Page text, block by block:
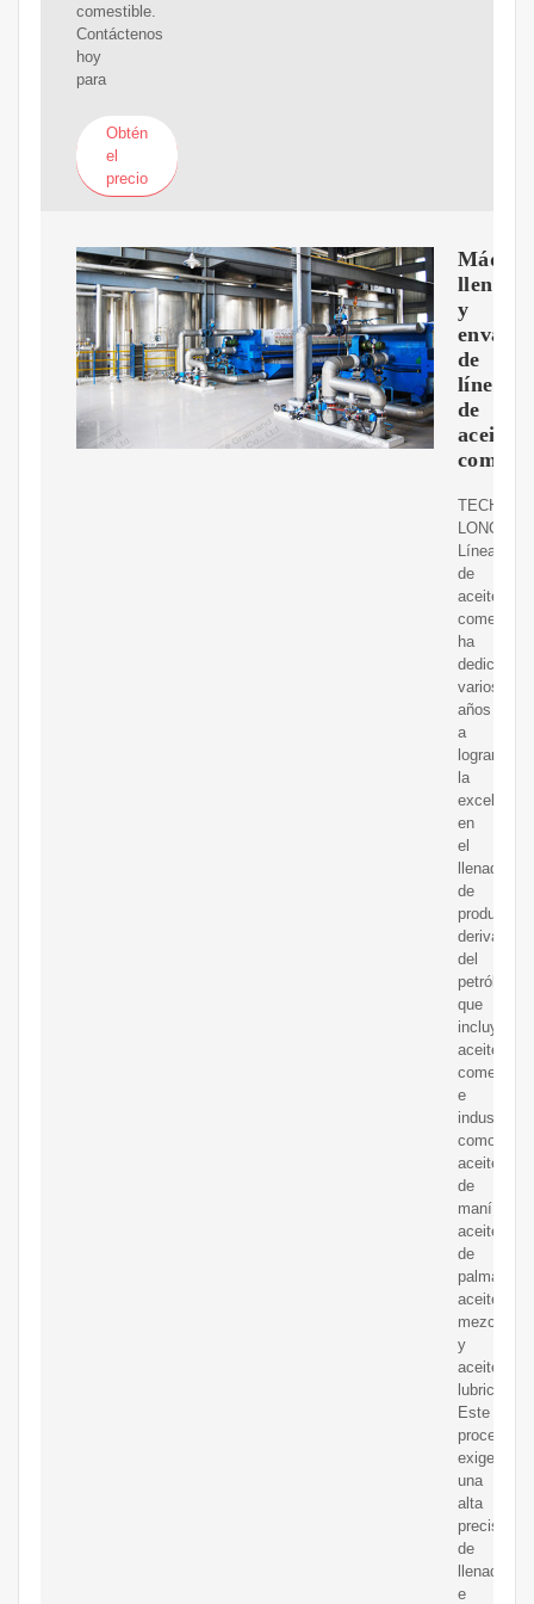
comestible.
Contáctenos
hoy
para
Obtén
el
precio
y
de
líneas
de
aceite
TECH-
LONG
Líneas
de
aceite
comestible
ha
dedicado
varios
años
a
lograr
la
excelencia
en
el
llenado
de
productos
derivados
del
petróleo,
que
incluyen
aceites
e
como
aceite
de
maní,
aceite
de
palma,
aceite
mezclado
y
aceite
lubricante.
Este
proceso
exige
una
alta
precisión
de
llenado
e